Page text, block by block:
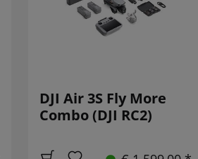
DJI Air 3S Fly More
Combo (DJI RC2)